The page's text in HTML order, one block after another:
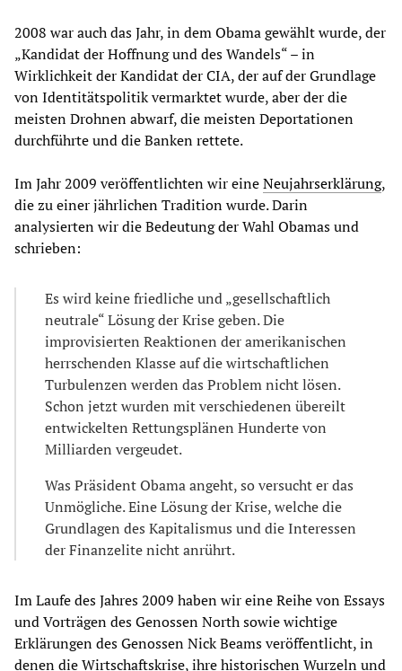
2008 war auch das Jahr, in dem Obama gewählt wurde, der
„Kandidat der Hoffnung und des Wandels“ – in
Wirklichkeit der Kandidat der CIA, der auf der Grundlage
von Identitätspolitik vermarktet wurde, aber der die
meisten Drohnen abwarf, die meisten Deportationen
durchführte und die Banken rettete.
Im Jahr 2009 veröffentlichten wir eineNeujahrserklärung,
die zu einer jährlichen Tradition wurde. Darin
analysierten wir die Bedeutung der Wahl Obamas und
schrieben:
Es wird keine friedliche und „gesellschaftlich
neutrale“ Lösung der Krise geben. Die
improvisierten Reaktionen der amerikanischen
herrschenden Klasse auf die wirtschaftlichen
Turbulenzen werden das Problem nicht lösen.
Schon jetzt wurden mit verschiedenen übereilt
entwickelten Rettungsplänen Hunderte von
Milliarden vergeudet.
Was Präsident Obama angeht, so versucht er das
Unmögliche. Eine Lösung der Krise, welche die
Grundlagen des Kapitalismus und die Interessen
der Finanzelite nicht anrührt.
Im Laufe des Jahres 2009 haben wir eine Reihe von Essays
und Vorträgen des Genossen North sowie wichtige
Erklärungen des Genossen Nick Beams veröffentlicht, in
denen die Wirtschaftskrise, ihre historischen Wurzeln und